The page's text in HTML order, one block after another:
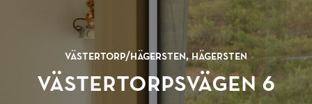
Västertorp/Hägersten, Hägersten
Västertorpsvägen 6